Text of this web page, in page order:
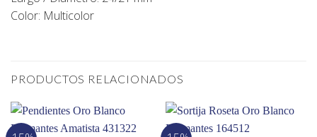
Color: Multicolor
PRODUCTOS RELACIONADOS